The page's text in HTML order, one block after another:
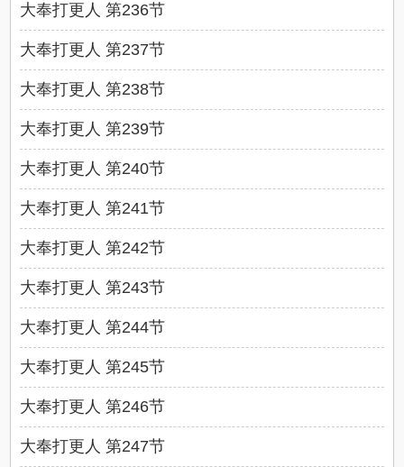
大奉打更人 第236节
大奉打更人 第237节
大奉打更人 第238节
大奉打更人 第239节
大奉打更人 第240节
大奉打更人 第241节
大奉打更人 第242节
大奉打更人 第243节
大奉打更人 第244节
大奉打更人 第245节
大奉打更人 第246节
大奉打更人 第247节